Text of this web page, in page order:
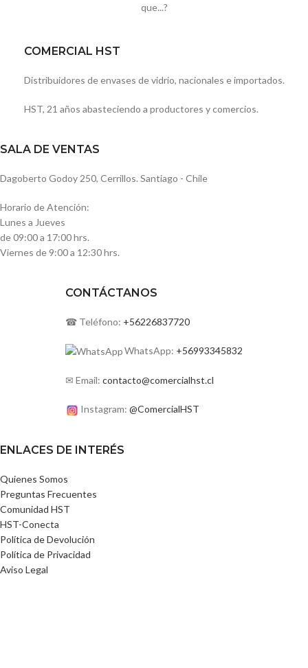
que...?
COMERCIAL HST
Distribuidores de envases de vidrio, nacionales e importados.
HST, 21 años abasteciendo a productores y comercios.
SALA DE VENTAS
Dagoberto Godoy 250, Cerrillos. Santiago - Chile
Horario de Atención:
Lunes a Jueves
de 09:00 a 17:00 hrs.
Viernes de 9:00 a 12:30 hrs.
CONTÁCTANOS
☎ Teléfono: +56226837720
WhatsApp: +56993345832
✉ Email: contacto@comercialhst.cl
Instagram: @ComercialHST
ENLACES DE INTERÉS
Quienes Somos
Preguntas Frecuentes
Comunidad HST
HST-Conecta
Política de Devolución
Política de Privacidad
Aviso Legal